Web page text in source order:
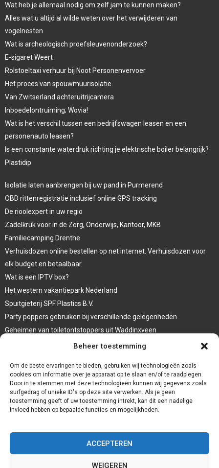
Beheer toestemming
Om de beste ervaringen te bieden, gebruiken wij technologieën zoals
cookies om informatie over je apparaat op te slaan en/of te raadplegen.
Door in te stemmen met deze technologieën kunnen wij gegevens zoals
surfgedrag of unieke ID's op deze site verwerken. Als je geen
toestemming geeft of uw toestemming intrekt, kan dit een nadelige
invloed hebben op bepaalde functies en mogelijkheden.
ACCEPTEREN
WEIGEREN
Wat heb je allemaal nodig om zelf jam te kunnen maken?
Alles wat u altijd al wilde weten over het verwijderen van
vogelnesten
Wat is archeologisch proefsleuvenonderzoek?
E-sigaret Weert
Rolstoeltaxi verhuur bij Noot Personenvervoer
Het proces van spouwmuurisolatie
Van Zwitserland achteruitrijcamera
Inboedelontruiming; Wovia!
Wat is het verschil tussen een bedrijfswagen leasen en een
personenauto leasen?
Is een constante waterdruk richting je elektrische boiler belangrijk?
Plastidip
Isolatie laten aanbrengen bij uw pand in Purmerend
OBD rittenregistratie inclusief online GPS tracking
De rioolexpert in uw regio
Zadelkruk voor in de Zorg, Onderwijs, Kantoor, MKB
Familiecamping Drenthe
Verhuisdozen online bestellen op net internet. Verhuisdozen voor
elk budget en betaalbaar.
Wat is een IPTV box?
Het western vakantiepark Nederland
Spuitgieterij SPF Plastics B.V.
Party poppers gebruiken bij verschillende gelegenheden
Geheimen van toiletontstoppers uit Waddinxveen
Vormen van terrasaankleding